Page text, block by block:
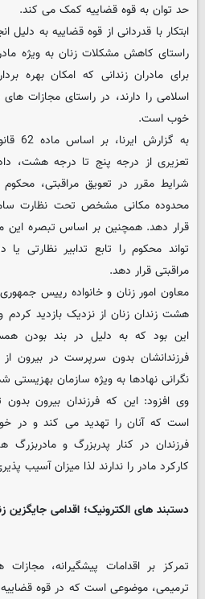
حد توان به قوه قضاییه کمک می کند.
ابتکار با قدردانی از قوه قضاییه به
راستای کاهش مشکلات زنان به ویژه
اسلامی را دارند، در راستای مجازات
خوب است.
به
تعزیری از درجه پنج تا درجه هشت،
شرایط مقرر در تعویق مراقبتی،
محدوده مکانی مشخص تحت نظارت
قرار دهد. همچنین بر اساس تبصره این
تواند محکوم را تابع تدابیر نظارتی
مراقبتی قرار دهد.
معاون امور زنان و خانواده رییس
هشت زندان زنان از نزدیک بازدید
این بود که به دلیل در بند بودن
فرزندانشان بدون سرپرست در بیرون
نگرانی نهادها به ویژه سازمان بهزیستی
وی افزود: این که فرزندان بیرون
است که آنان را تهدید می کند و در
فرزندان در کنار پدربزرگ و
کارکرد مادر را ندارند لذا میزان آسیب
دستبند های الکترونیک؛ اقدامی جایگزین
تمرکز بر اقدامات پیشگیرانه،
ترمیمی، موضوعی است که در قوه